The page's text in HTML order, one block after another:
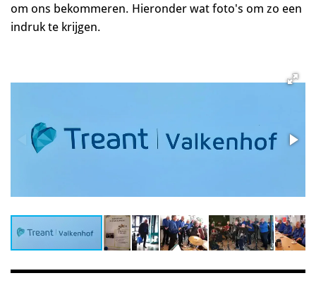
om ons bekommeren. Hieronder wat foto's om zo een
indruk te krijgen.